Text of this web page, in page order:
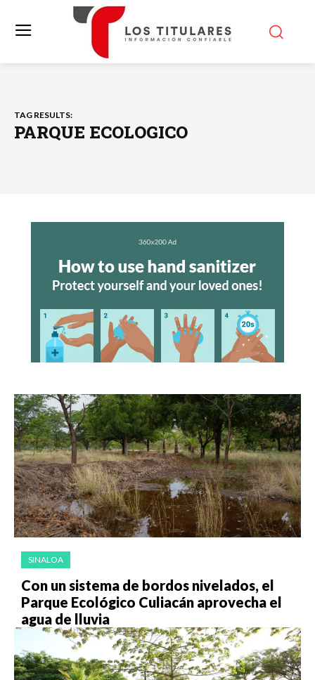
TAG RESULTS:
PARQUE ECOLOGICO
SINALOA
Con un sistema de bordos nivelados, el
Parque Ecológico Culiacán aprovecha el
agua de lluvia